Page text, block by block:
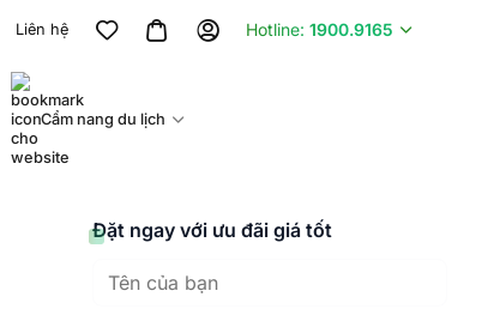
Liên hệ Hotline: 1900.9165
Cẩm nang du lịch
Đặt ngay với ưu đãi giá tốt